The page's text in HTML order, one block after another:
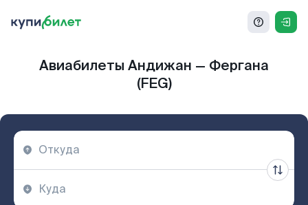
Авиабилеты Андижан — Фергана
(FEG)